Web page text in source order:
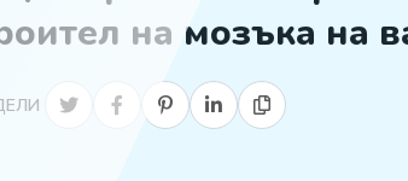
на мозъка на